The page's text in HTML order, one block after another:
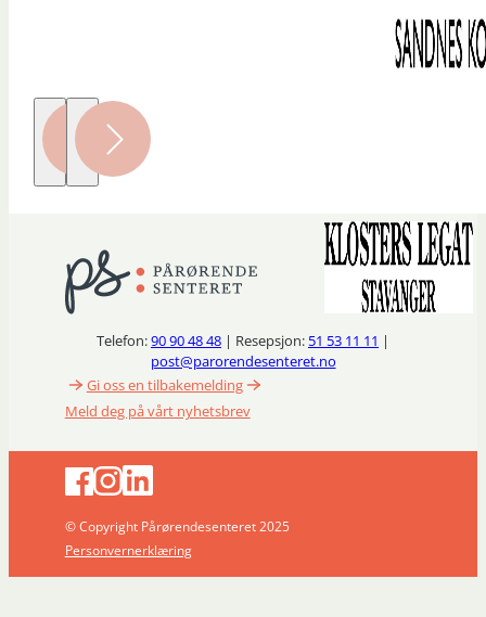
Telefon:90 90 48 48 | Resepsjon: 51 53 11 11 |
post@parorendesenteret.no
Gi oss en tilbakemelding
Meld deg på vårt nyhetsbrev
© Copyright Pårørendesenteret 2025
Personvernerklæring